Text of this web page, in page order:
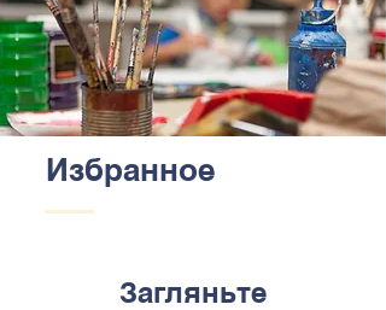
Избранное
Загляньте